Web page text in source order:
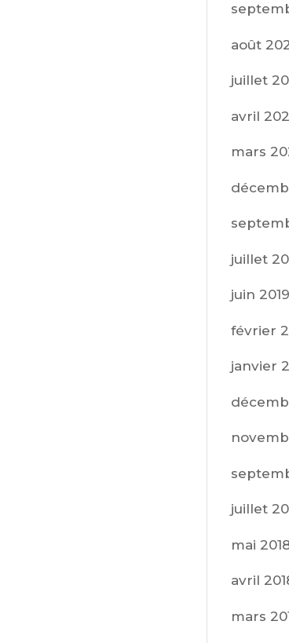
août
juillet
avril
mars
juillet
juin 2019
février
janvier
juillet
mai
avril
mars